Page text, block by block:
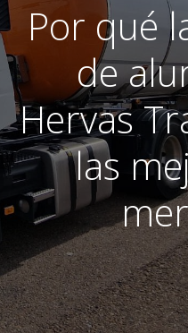
Por qué
de
Hervas
las